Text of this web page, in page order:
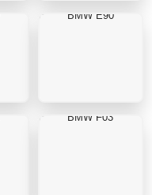
BMW E90
BMW F03